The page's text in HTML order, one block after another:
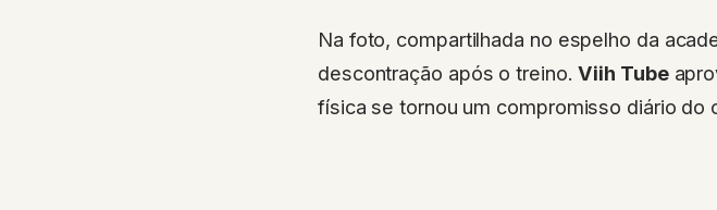
Na foto, compartilhada no espelho da
descontração após o treino.Viih Tube
física se tornou um compromisso diário do